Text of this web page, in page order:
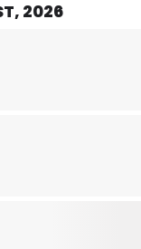
2026